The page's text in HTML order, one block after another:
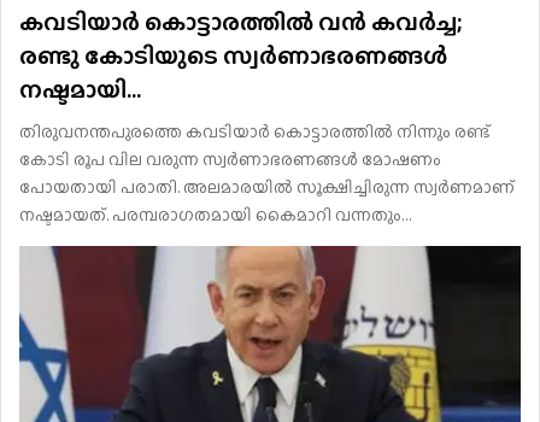
കവടിയാര്‍ കൊട്ടാരത്തില്‍ വന്‍ കവര്‍ച്ച;
രണ്ടു കോടിയുടെ സ്വര്‍ണാഭരണങ്ങള്‍
നഷ്ടമായി…
തിരുവനന്തപുരത്തെ കവടിയാര്‍ കൊട്ടാരത്തില്‍ നിന്നും രണ്ട്
കോടി രൂപ വില വരുന്ന സ്വര്‍ണാഭരണങ്ങള്‍ മോഷണം
പോയതായി പരാതി. അലമാരയില്‍ സൂക്ഷിച്ചിരുന്ന സ്വര്‍ണമാണ്
നഷ്ടമായത്. പരമ്പരാഗതമായി കൈമാറി വന്നതും…